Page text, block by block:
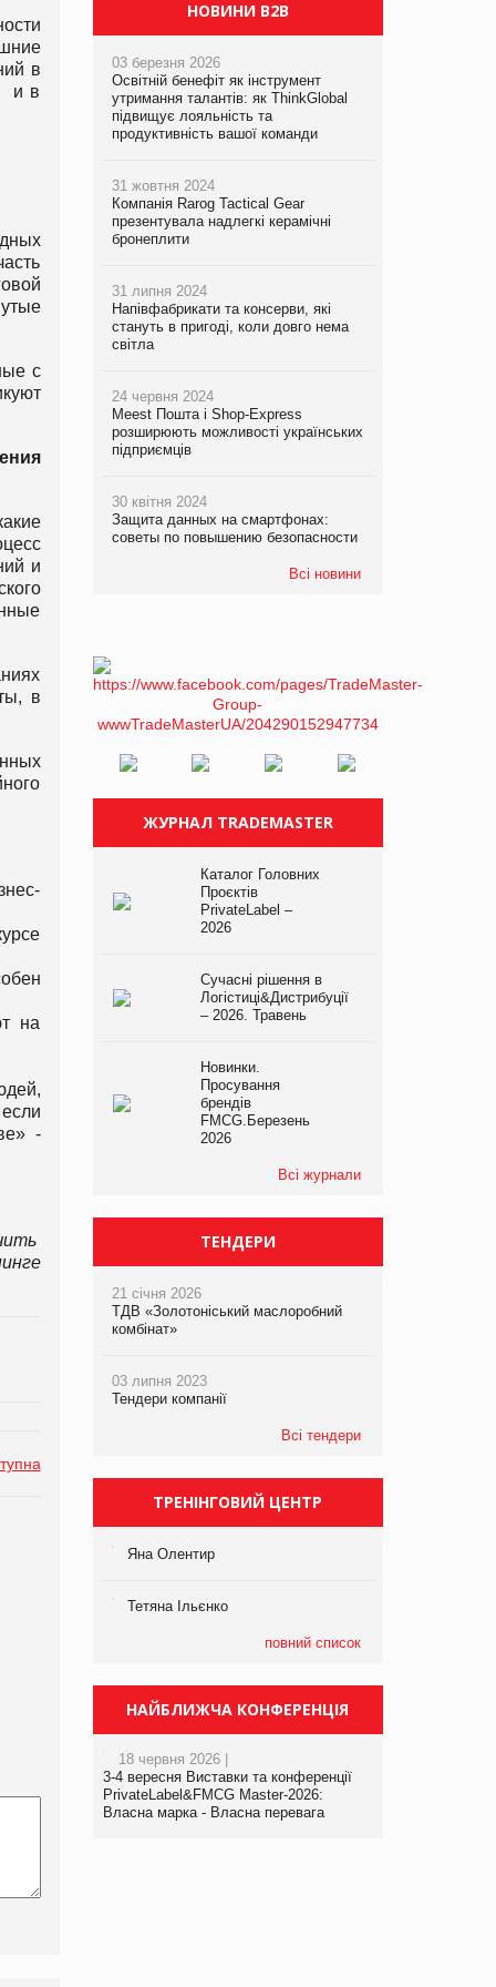
в
и в
с
и
в
на
-
НОВИНИ B2B
03 березня 2026
Освітній бенефіт як інструмент
утримання талантів: як ThinkGlobal
підвищує лояльність та
продуктивність вашої команди
31 жовтня 2024
Компанія Rarog Tactical Gear
презентувала надлегкі керамічні
бронеплити
31 липня 2024
Напівфабрикати та консерви, які
стануть в пригоді, коли довго нема
світла
24 червня 2024
Meest Пошта і Shop-Express
розширюють можливості українських
підприємців
30 квітня 2024
Защита данных на смартфонах:
советы по повышению безопасности
Всі новини
ЖУРНАЛ TRADEMASTER
Каталог Головних
Проєктів
PrivateLabel –
2026
Сучасні рішення в
Логістиці&Дистрибуції
– 2026. Травень
Новинки.
Просування
брендів
FMCG.Березень
2026
Всі журнали
ТЕНДЕРИ
21 січня 2026
ТДВ «Золотоніський маслоробний
комбінат»
03 липня 2023
Тендери компанії
Всі тендери
ТРЕНІНГОВИЙ ЦЕНТР
Яна Олентир
Тетяна Ільєнко
повний список
НАЙБЛИЖЧА КОНФЕРЕНЦІЯ
18 червня 2026 |
3-4 вересня Виставки та конференції
PrivateLabel&FMCG Master-2026:
Власна марка - Власна перевага